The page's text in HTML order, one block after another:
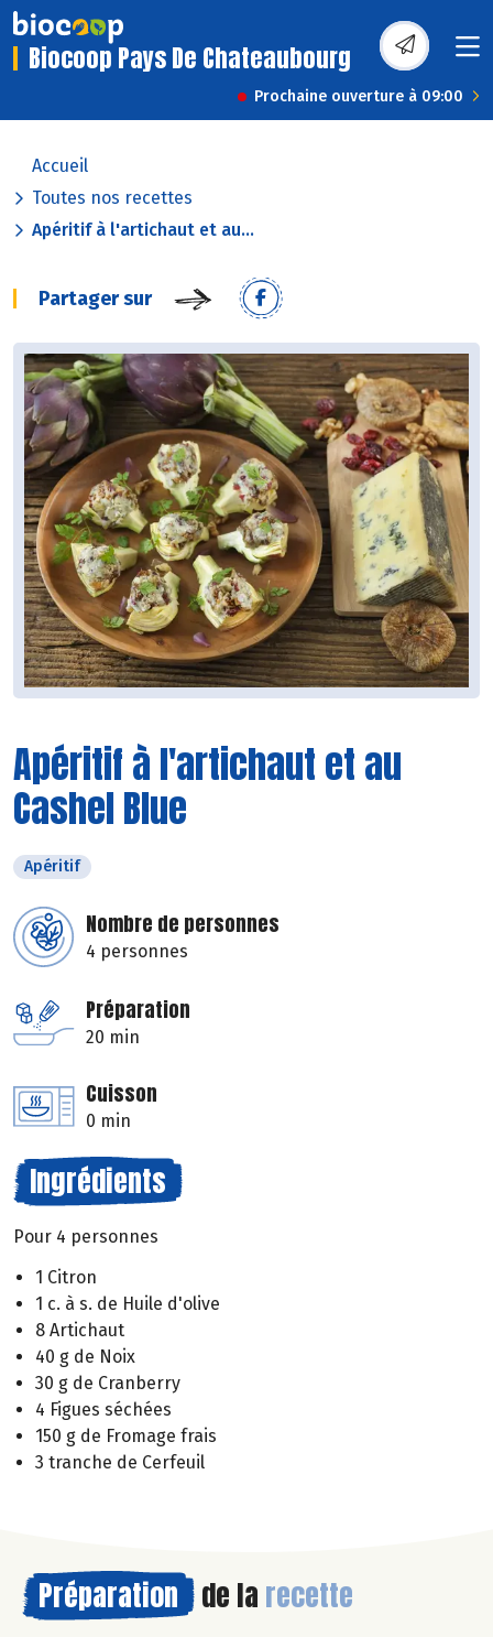
Biocoop Pays De Chateaubourg
Prochaine ouverture à 09:00
Accueil
Toutes nos recettes
Apéritif à l'artichaut et au...
Partager sur
Apéritif à l'artichaut et au
Cashel Blue
Apéritif
Nombre de personnes
4 personnes
Préparation
20 min
Cuisson
0 min
Ingrédients
Pour 4 personnes
1 Citron
1 c. à s. de Huile d'olive
8 Artichaut
40 g de Noix
30 g de Cranberry
4 Figues séchées
150 g de Fromage frais
3 tranche de Cerfeuil
Préparation de la recette